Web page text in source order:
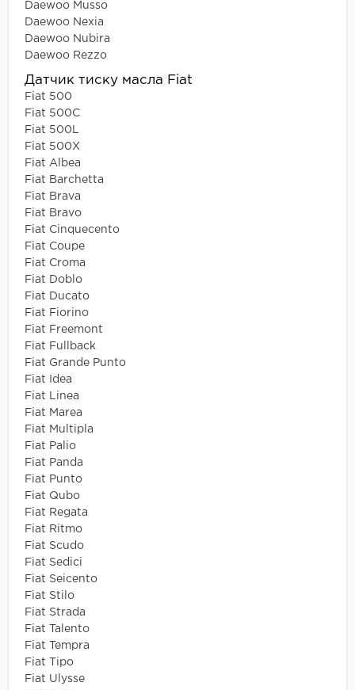
Daewoo Musso
Daewoo Nexia
Daewoo Nubira
Daewoo Rezzo
Датчик тиску масла Fiat
Fiat 500
Fiat 500C
Fiat 500L
Fiat 500X
Fiat Albea
Fiat Barchetta
Fiat Brava
Fiat Bravo
Fiat Cinquecento
Fiat Coupe
Fiat Croma
Fiat Doblo
Fiat Ducato
Fiat Fiorino
Fiat Freemont
Fiat Fullback
Fiat Grande Punto
Fiat Idea
Fiat Linea
Fiat Marea
Fiat Multipla
Fiat Palio
Fiat Panda
Fiat Punto
Fiat Qubo
Fiat Regata
Fiat Ritmo
Fiat Scudo
Fiat Sedici
Fiat Seicento
Fiat Stilo
Fiat Strada
Fiat Talento
Fiat Tempra
Fiat Tipo
Fiat Ulysse